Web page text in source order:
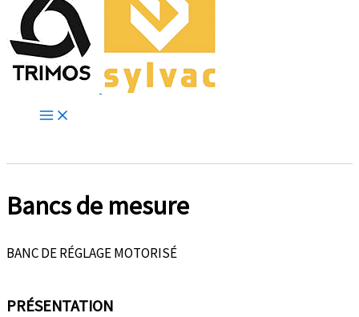
Bancs de mesure
BANC DE RÉGLAGE MOTORISÉ
PRÉSENTATION